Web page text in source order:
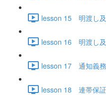
lesson 15 明渡し
lesson 16 明渡し
lesson 17 通知義
lesson 18 連帯保